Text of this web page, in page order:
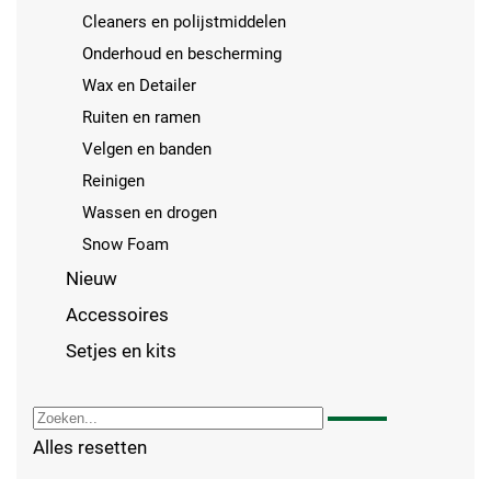
Cleaners en polijstmiddelen
Onderhoud en bescherming
Wax en Detailer
Ruiten en ramen
Velgen en banden
Reinigen
Wassen en drogen
Snow Foam
Nieuw
Accessoires
Setjes en kits
Alles resetten